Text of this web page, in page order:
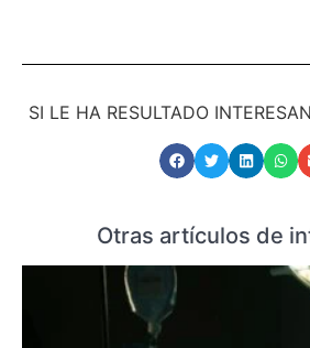
SI LE HA RESULTADO
Otras artículos de